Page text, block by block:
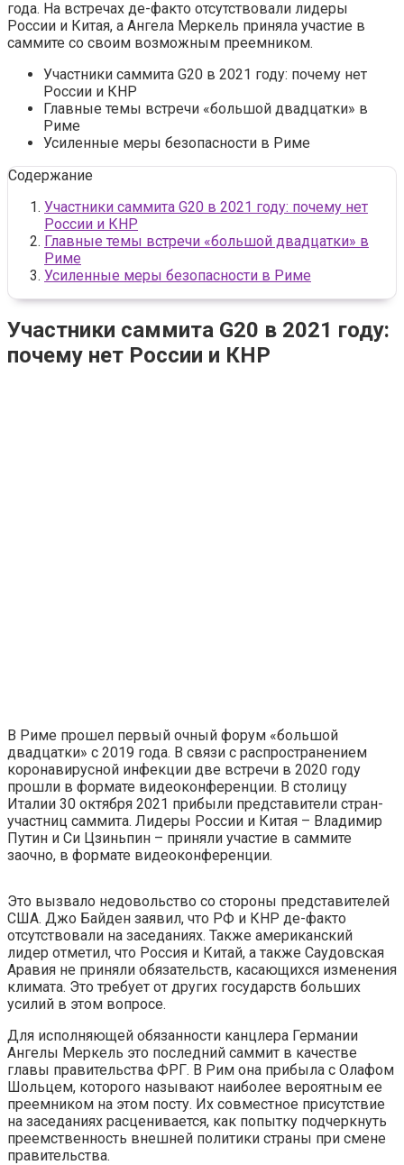
года. На встречах де-факто отсутствовали лидеры
России и Китая, а Ангела Меркель приняла участие в
саммите со своим возможным преемником.
Участники саммита G20 в 2021 году: почему нет
России и КНР
Главные темы встречи «большой двадцатки» в
Риме
Усиленные меры безопасности в Риме
Содержание
Участники саммита G20 в 2021 году: почему нет
России и КНР
Главные темы встречи «большой двадцатки» в
Риме
Усиленные меры безопасности в Риме
Участники саммита G20 в 2021 году:
почему нет России и КНР
В Риме прошел первый очный форум «большой
двадцатки» с 2019 года. В связи с распространением
коронавирусной инфекции две встречи в 2020 году
прошли в формате видеоконференции. В столицу
Италии 30 октября 2021 прибыли представители стран-
участниц саммита. Лидеры России и Китая – Владимир
Путин и Си Цзиньпин – приняли участие в саммите
заочно, в формате видеоконференции.
Это вызвало недовольство со стороны представителей
США. Джо Байден заявил, что РФ и КНР де-факто
отсутствовали на заседаниях. Также американский
лидер отметил, что Россия и Китай, а также Саудовская
Аравия не приняли обязательств, касающихся изменения
климата. Это требует от других государств больших
усилий в этом вопросе.
Для исполняющей обязанности канцлера Германии
Ангелы Меркель это последний саммит в качестве
главы правительства ФРГ. В Рим она прибыла с Олафом
Шольцем, которого называют наиболее вероятным ее
преемником на этом посту. Их совместное присутствие
на заседаниях расценивается, как попытку подчеркнуть
преемственность внешней политики страны при смене
правительства.